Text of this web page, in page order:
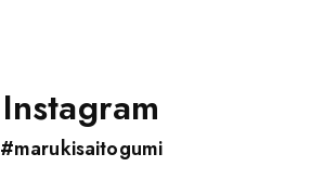
Instagram
#marukisaitogumi